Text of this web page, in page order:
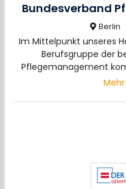
Bundesverband
Berlin
Im Mittelpunkt unseres
Berufsgruppe der
Pflegemanagement